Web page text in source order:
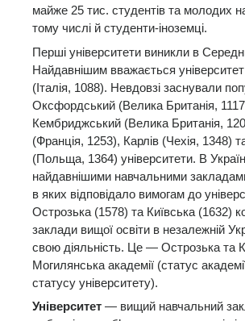
майже 25 тис. студентів та молодих
тому числі й студенти-іноземці.
Перші університети виникли в
Найдавнішим вважається
(Італія, 1088). Невдовзі заснували
Оксфордський (Велика Британія,
Кембриджський (Велика Британія,
(Франція, 1253), Карлів (Чехія, 1348)
(Польща, 1364) університети. В
найдавнішими навчальними
в яких відповідало вимогам до
Острозька (1578) та Київська (1632)
заклади вищої освіти в незалежній
свою діяльність. Це — Острозька та
Могилянська академії (статус
статусу університету).
Університет — вищий навчальний